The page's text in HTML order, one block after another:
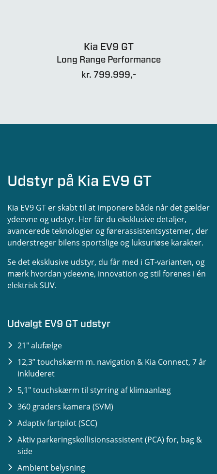
Kia EV9 GT
Long Range Performance
kr. 799.999,-
Udstyr på Kia EV9 GT
Kia EV9 GT er skabt til at imponere både når det gælder
ydeevne og udstyr. Her får du eksklusive detaljer,
avancerede teknologier og førerassistentsystemer, der
understreger bilens sportslige og luksuriøse karakter.
Se det eksklusive udstyr, du får med i GT-varianten, og
mærk hvordan ydeevne, innovation og stil forenes i én
elektrisk SUV.
Udvalgt EV9 GT udstyr
21" alufælge
12,3” touchskærm m. navigation & Kia Connect, 7 år
inkluderet
5,1" touchskærm til styrring af klimaanlæg
360 graders kamera (SVM)
Adaptiv fartpilot (SCC)
Aktiv parkeringskollisionsassistent (PCA) for, bag &
side
Ambient belysning